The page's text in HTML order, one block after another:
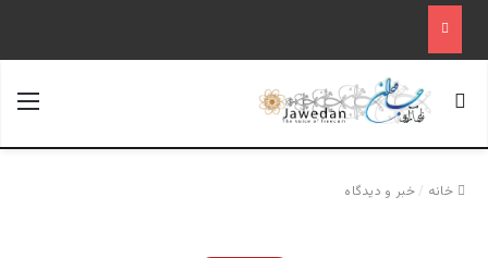
جستجو برای
خانه /خبر و دیدگاه